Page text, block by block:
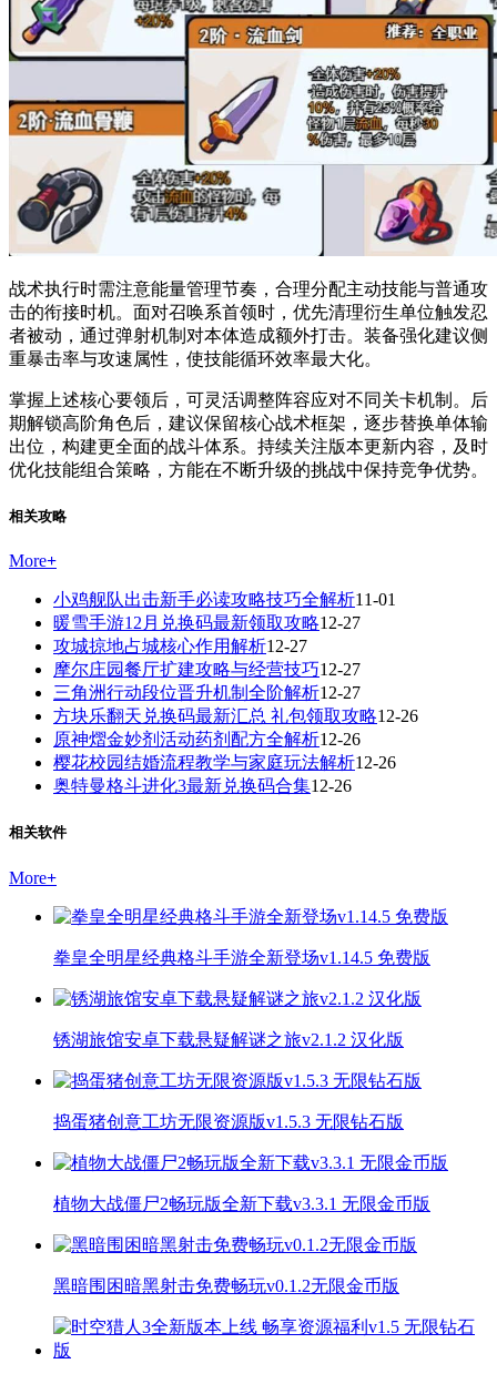
战术执行时需注意能量管理节奏，合理分配主动技能与普通攻
击的衔接时机。面对召唤系首领时，优先清理衍生单位触发忍
者被动，通过弹射机制对本体造成额外打击。装备强化建议侧
重暴击率与攻速属性，使技能循环效率最大化。
掌握上述核心要领后，可灵活调整阵容应对不同关卡机制。后
期解锁高阶角色后，建议保留核心战术框架，逐步替换单体输
出位，构建更全面的战斗体系。持续关注版本更新内容，及时
优化技能组合策略，方能在不断升级的挑战中保持竞争优势。
相关攻略
More+
小鸡舰队出击新手必读攻略技巧全解析11-01
暖雪手游12月兑换码最新领取攻略12-27
攻城掠地占城核心作用解析12-27
摩尔庄园餐厅扩建攻略与经营技巧12-27
三角洲行动段位晋升机制全阶解析12-27
方块乐翻天兑换码最新汇总 礼包领取攻略12-26
原神熠金妙剂活动药剂配方全解析12-26
樱花校园结婚流程教学与家庭玩法解析12-26
奥特曼格斗进化3最新兑换码合集12-26
相关软件
More+
拳皇全明星经典格斗手游全新登场v1.14.5 免费版
锈湖旅馆安卓下载悬疑解谜之旅v2.1.2 汉化版
捣蛋猪创意工坊无限资源版v1.5.3 无限钻石版
植物大战僵尸2畅玩版全新下载v3.3.1 无限金币版
黑暗围困暗黑射击免费畅玩v0.1.2无限金币版